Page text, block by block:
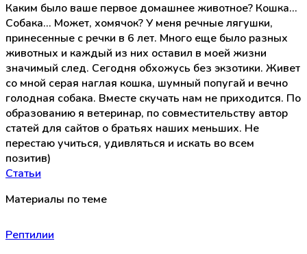
Каким было ваше первое домашнее животное? Кошка...
Собака... Может, хомячок? У меня речные лягушки,
принесенные с речки в 6 лет. Много еще было разных
животных и каждый из них оставил в моей жизни
значимый след. Сегодня обхожусь без экзотики. Живет
со мной серая наглая кошка, шумный попугай и вечно
голодная собака. Вместе скучать нам не приходится. По
образованию я ветеринар, по совместительству автор
статей для сайтов о братьях наших меньших. Не
перестаю учиться, удивляться и искать во всем
позитив)
Статьи
Материалы по теме
Рептилии